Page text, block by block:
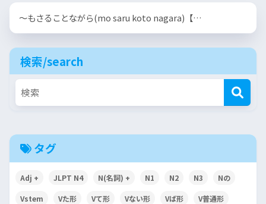
〜もさることながら(mo saru koto nagara)【…
検索/search
タグ
Adj + JLPT N4 N(名詞) + N1 N2 N3 Nの
Vstem Vた形 Vて形 Vない形 Vば形 V普通形